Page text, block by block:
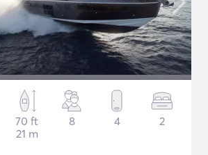
70 ft
21 m
8 4 2